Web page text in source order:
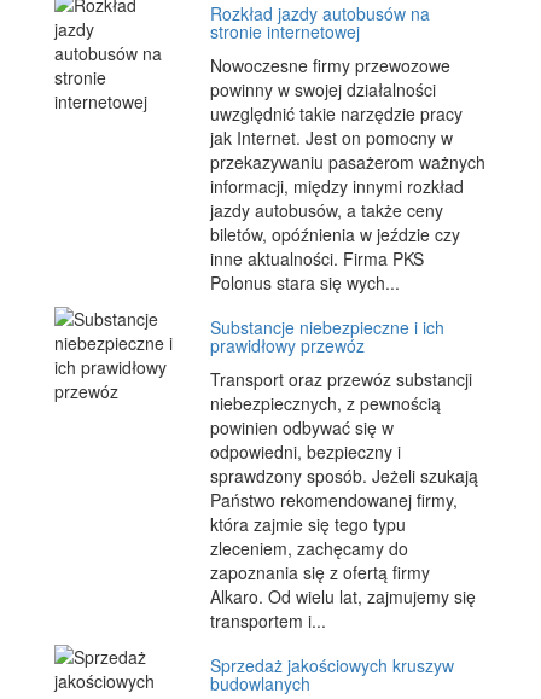
Rozkład jazdy autobusów na
stronie internetowej
Nowoczesne firmy przewozowe
powinny w swojej działalności
uwzględnić takie narzędzie pracy
jak Internet. Jest on pomocny w
przekazywaniu pasażerom ważnych
informacji, między innymi rozkład
jazdy autobusów, a także ceny
biletów, opóźnienia w jeździe czy
inne aktualności. Firma PKS
Polonus stara się wych...
Substancje niebezpieczne i ich
prawidłowy przewóz
Transport oraz przewóz substancji
niebezpiecznych, z pewnością
powinien odbywać się w
odpowiedni, bezpieczny i
sprawdzony sposób. Jeżeli szukają
Państwo rekomendowanej firmy,
która zajmie się tego typu
zleceniem, zachęcamy do
zapoznania się z ofertą firmy
Alkaro. Od wielu lat, zajmujemy się
transportem i...
Sprzedaż jakościowych kruszyw
budowlanych